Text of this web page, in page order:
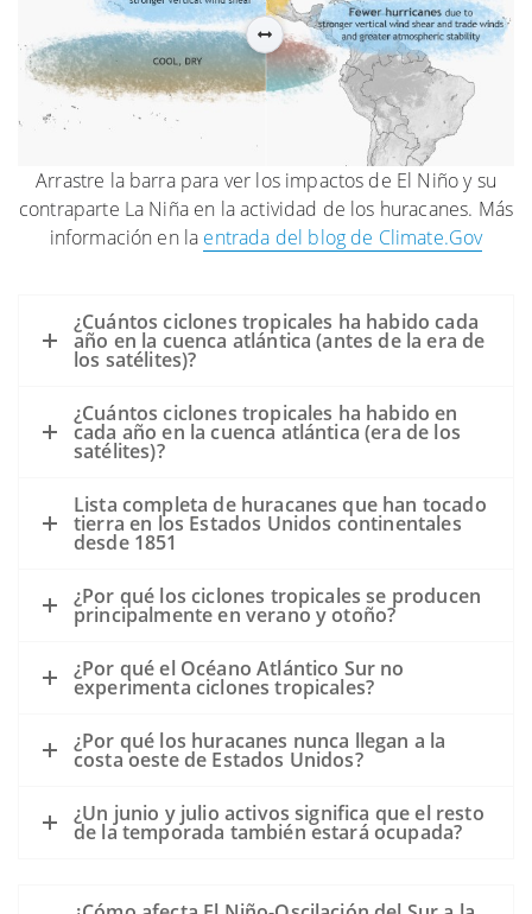
mezclarán y "capearán" el aceite que
puede ayudar a acelerar el proceso de
Los vientos fuertes pueden distribuir el
petróleo en una zona más amplia, pero
puede ser transportado el petróleo.
El movimiento del petróleo dependería
en gran medida de la trayectoria del
huracán.
llevar el petróleo a la costa y al interior
escombros resultantes del huracán
pueden estar contaminados por el
Arrastre la barra para ver los impactos de El Niño y su
contraparte La Niña en la actividad de los huracanes. Más
información en la entrada del blog de Climate.Gov
¿Cuántos ciclones tropicales ha habido cada
año en la cuenca atlántica (antes de la era de
los satélites)?
¿Cuántos ciclones tropicales ha habido en
cada año en la cuenca atlántica (era de los
satélites)?
Lista completa de huracanes que han tocado
tierra en los Estados Unidos continentales
desde 1851
¿Por qué los ciclones tropicales se producen
principalmente en verano y otoño?
¿Por qué el Océano Atlántico Sur no
experimenta ciclones tropicales?
¿Por qué los huracanes nunca llegan a la
costa oeste de Estados Unidos?
¿Un junio y julio activos significa que el resto
de la temporada también estará ocupada?